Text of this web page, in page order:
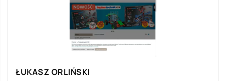
ŁUKASZ ORLIŃSKI